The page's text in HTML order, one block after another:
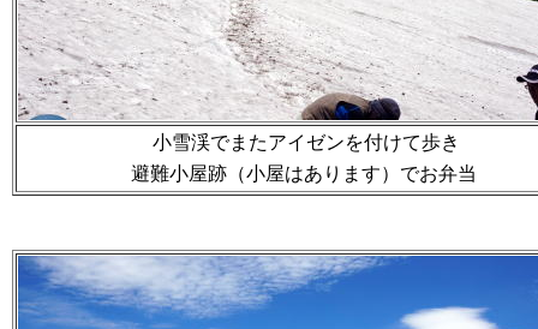
小雪渓でまたアイゼンを付けて歩き
避難小屋跡（小屋はあります）でお弁当